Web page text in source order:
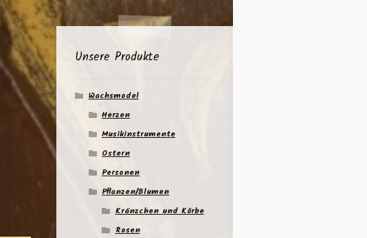
Unsere Produkte
Wachsmodel
Herzen
Musikinstrumente
Ostern
Personen
Pflanzen/Blumen
Kränzchen und Körbe
Rosen